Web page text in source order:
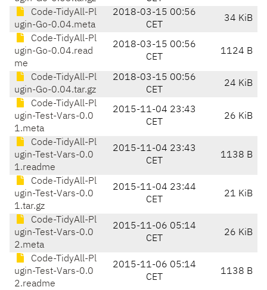
Code-TidyAll-Pl
ugin-Go-0.04.meta
2018-03-15 00:56
CET
34 KiB
Code-TidyAll-Pl
ugin-Go-0.04.read
me
2018-03-15 00:56
CET
1124 B
Code-TidyAll-Pl
ugin-Go-0.04.tar.gz
2018-03-15 00:56
CET
24 KiB
Code-TidyAll-Pl
ugin-Test-Vars-0.0
1.meta
2015-11-04 23:43
CET
26 KiB
Code-TidyAll-Pl
ugin-Test-Vars-0.0
1.readme
2015-11-04 23:43
CET
1138 B
Code-TidyAll-Pl
ugin-Test-Vars-0.0
1.tar.gz
2015-11-04 23:44
CET
21 KiB
Code-TidyAll-Pl
ugin-Test-Vars-0.0
2.meta
2015-11-06 05:14
CET
26 KiB
Code-TidyAll-Pl
ugin-Test-Vars-0.0
2.readme
2015-11-06 05:14
CET
1138 B